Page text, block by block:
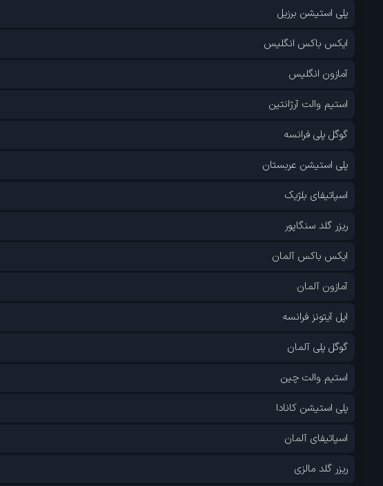
پلی استیشن برزیل
ایکس باکس انگلیس
آمازون انگلیس
استیم والت آرژانتین
گوگل پلی فرانسه
پلی استیشن عربستان
اسپاتیفای بلژیک
ریزر گلد سنگاپور
ایکس باکس آلمان
آمازون آلمان
اپل آیتونز فرانسه
گوگل پلی آلمان
استیم والت چین
پلی استیشن کانادا
اسپاتیفای آلمان
ریزر گلد مالزی